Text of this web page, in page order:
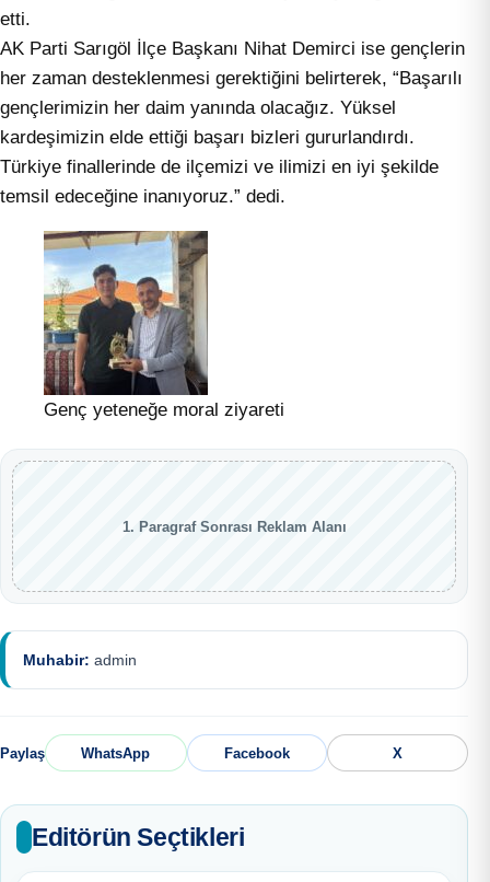
etti.
AK Parti Sarıgöl İlçe Başkanı Nihat Demirci ise gençlerin
her zaman desteklenmesi gerektiğini belirterek, “Başarılı
gençlerimizin her daim yanında olacağız. Yüksel
kardeşimizin elde ettiği başarı bizleri gururlandırdı.
Türkiye finallerinde de ilçemizi ve ilimizi en iyi şekilde
temsil edeceğine inanıyoruz.” dedi.
Genç yeteneğe moral ziyareti
1. Paragraf Sonrası Reklam Alanı
Muhabir: admin
Paylaş WhatsApp Facebook X
Editörün Seçtikleri